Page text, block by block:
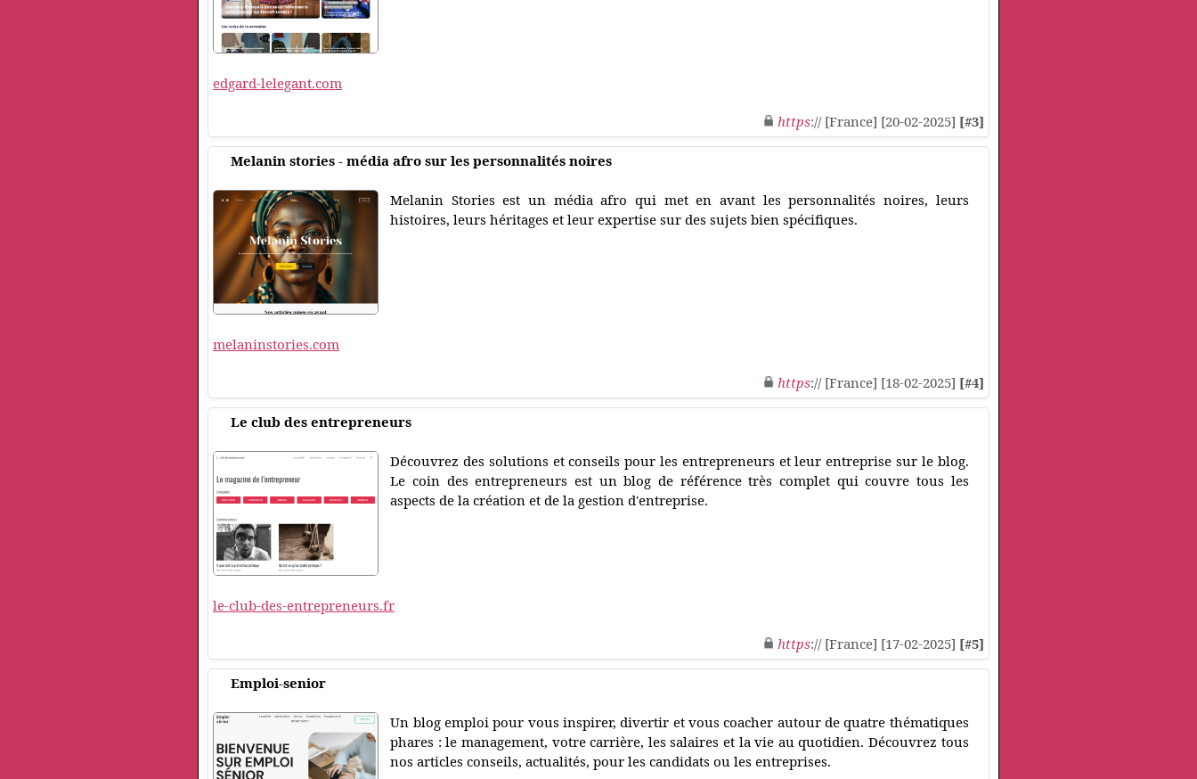
edgard-lelegant.com
https:// [France] [20-02-2025] [#3]
Melanin stories - média afro sur les personnalités noires
Melanin Stories est un média afro qui met en avant les personnalités noires, leurs
histoires, leurs héritages et leur expertise sur des sujets bien spécifiques.
melaninstories.com
https:// [France] [18-02-2025] [#4]
Le club des entrepreneurs
Découvrez des solutions et conseils pour les entrepreneurs et leur entreprise sur le blog.
Le coin des entrepreneurs est un blog de référence très complet qui couvre tous les
aspects de la création et de la gestion d'entreprise.
le-club-des-entrepreneurs.fr
https:// [France] [17-02-2025] [#5]
Emploi-senior
Un blog emploi pour vous inspirer, divertir et vous coacher autour de quatre thématiques
phares : le management, votre carrière, les salaires et la vie au quotidien. Découvrez tous
nos articles conseils, actualités, pour les candidats ou les entreprises.